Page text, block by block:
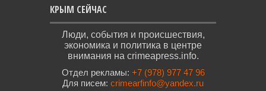
КРЫМ СЕЙЧАС
Люди, события и происшествия,
экономика и политика в центре
внимания на crimeapress.info.
Отдел рекламы: +7 (978) 977 47 96
Для писем: crimearfinfo@yandex.ru